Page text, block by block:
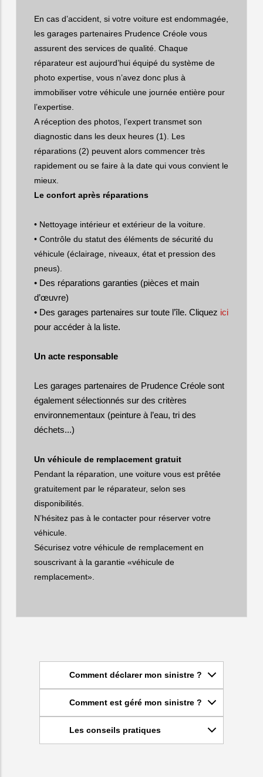
En cas d’accident, si votre voiture est endommagée,
les garages partenaires Prudence Créole vous
assurent des services de qualité. Chaque
réparateur est aujourd’hui équipé du système de
photo expertise, vous n’avez donc plus à
immobiliser votre véhicule une journée entière pour
l’expertise.
A réception des photos, l’expert transmet son
diagnostic dans les deux heures (1). Les
réparations (2) peuvent alors commencer très
rapidement ou se faire à la date qui vous convient le
mieux.
Le confort après réparations
• Nettoyage intérieur et extérieur de la voiture.
• Contrôle du statut des éléments de sécurité du
véhicule (éclairage, niveaux, état et pression des
pneus).
• Des réparations garanties (pièces et main
d’œuvre)
• Des garages partenaires sur toute l’île. Cliquez ici
pour accéder à la liste.
Un acte responsable
Les garages partenaires de Prudence Créole sont
également sélectionnés sur des critères
environnementaux (peinture à l’eau, tri des
déchets...)
Un véhicule de remplacement gratuit
Pendant la réparation, une voiture vous est prêtée
gratuitement par le réparateur, selon ses
disponibilités.
N’hésitez pas à le contacter pour réserver votre
véhicule.
Sécurisez votre véhicule de remplacement en
souscrivant à la garantie «véhicule de
remplacement».
Comment déclarer mon sinistre ?
Comment est géré mon sinistre ?
Les conseils pratiques